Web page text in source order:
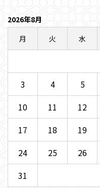
2026年8月
月
火 水
3
4 5
10
11 12
17
18 19
24
25 26
31